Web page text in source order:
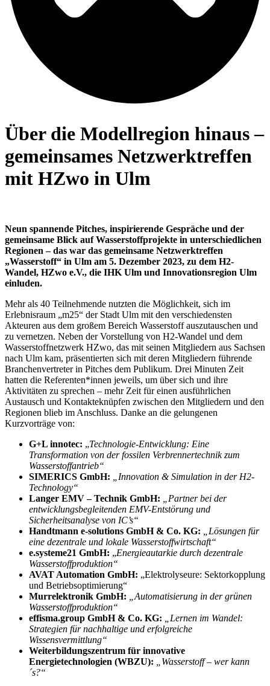
Über die Modellregion hinaus –
gemeinsames Netzwerktreffen
mit HZwo in Ulm
Neun spannende Pitches, inspirierende Gespräche und der
gemeinsame Blick auf Wasserstoffprojekte in unterschiedlichen
Regionen – das war das gemeinsame Netzwerktreffen
„Wasserstoff“ in Ulm am 5. Dezember 2023, zu dem H2-
Wandel, HZwo e.V., die IHK Ulm und Innovationsregion Ulm
einluden.
Mehr als 40 Teilnehmende nutzten die Möglichkeit, sich im
Erlebnisraum „m25“ der Stadt Ulm mit den verschiedensten
Akteuren aus dem großem Bereich Wasserstoff auszutauschen und
zu vernetzen. Neben der Vorstellung von H2-Wandel und dem
Wasserstoffnetzwerk HZwo, das mit seinen Mitgliedern aus Sachsen
nach Ulm kam, präsentierten sich mit deren Mitgliedern führende
Branchenvertreter in Pitches dem Publikum. Drei Minuten Zeit
hatten die Referenten*innen jeweils, um über sich und ihre
Aktivitäten zu sprechen – mehr Zeit für einen ausführlichen
Austausch und Kontakteknüpfen zwischen den Mitgliedern und den
Regionen blieb im Anschluss. Danke an die gelungenen
Kurzvorträge von:
G+L innotec: „Technologie-Entwicklung: Eine
Transformation von der fossilen Verbrennertechnik zum
Wasserstoffantrieb“
SIMERICS GmbH:
„Innovation & Simulation in der H2-
Technology“
Langer EMV – Technik GmbH:
„Partner bei der
entwicklungsbegleitenden EMV-Entstörung und
Sicherheitsanalyse von IC’s“
Handtmann e-solutions GmbH & Co. KG:
„Lösungen für
eine dezentrale und lokale Wasserstoffwirtschaft“
e.systeme21 GmbH: „Energieautarkie durch dezentrale
Wasserstoffproduktion“
AVAT Automation GmbH: „Elektrolyseure: Sektorkopplung
und Betriebsoptimierung“
Murrelektronik GmbH:
„Automatisierung in der grünen
Wasserstoffproduktion“
effisma.group GmbH & Co. KG:
„Lernen im Wandel:
Strategien für nachhaltige und erfolgreiche
Wissensvermittlung“
Weiterbildungszentrum für innovative
Energietechnologien (WBZU):
„Wasserstoff – wer kann
´s?“